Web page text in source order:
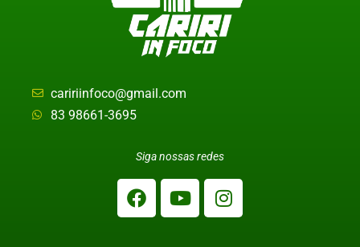
caririinfoco@gmail.com
83 98661-3695
Siga nossas redes